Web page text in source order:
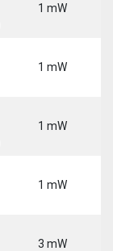
1 mW
1 mW
1 mW
1 mW
3 mW